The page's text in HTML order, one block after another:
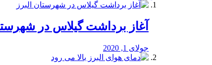
آغاز برداشت گیلاس در
جولای 1, 2020